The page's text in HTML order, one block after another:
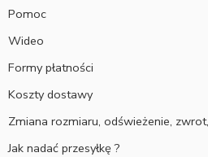
Pomoc
Wideo
Formy płatności
Koszty dostawy
Zmiana rozmiaru, odświeżenie,
Jak nadać przesyłkę ?